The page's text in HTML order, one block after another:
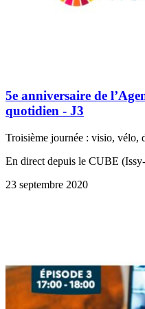
5e anniversaire de
quotidien - J3
Troisième journée : visio, vélo,
En direct depuis le CUBE
23 septembre 2020